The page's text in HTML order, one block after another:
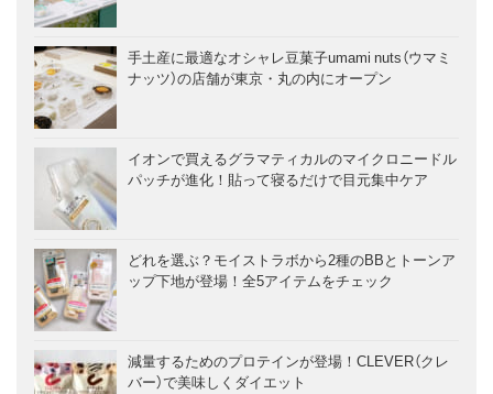
手土産に最適なオシャレ豆菓子umami nuts（ウマミ
ナッツ）の店舗が東京・丸の内にオープン
イオンで買えるグラマティカルのマイクロニードル
パッチが進化！貼って寝るだけで目元集中ケア
どれを選ぶ？モイストラボから2種のBBとトーンア
ップ下地が登場！全5アイテムをチェック
減量するためのプロテインが登場！CLEVER（クレ
バー）で美味しくダイエット